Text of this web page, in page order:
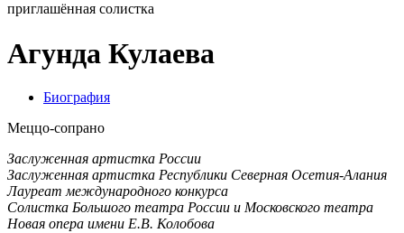
приглашённая солистка
Агунда Кулаева
Биография
Меццо-сопрано
Заслуженная артистка России
Заслуженная артистка Республики Северная Осетия-Алания
Лауреат международного конкурса
Солистка Большого театра России и Московского театра
Новая опера имени Е.В. Колобова